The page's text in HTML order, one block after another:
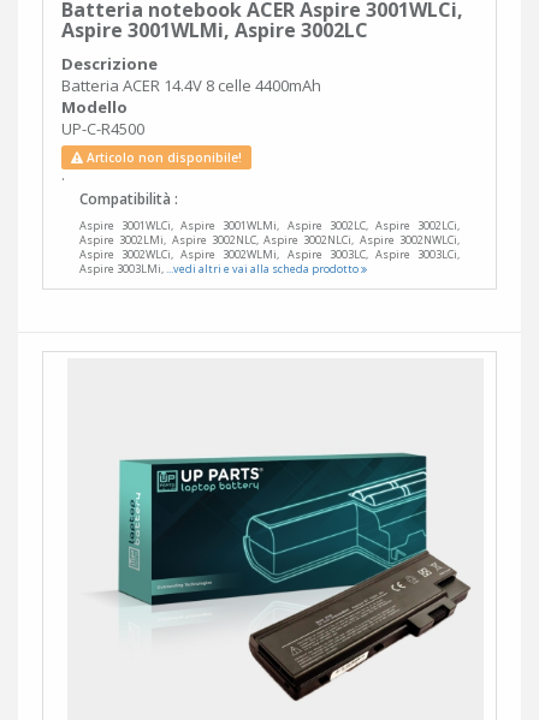
Batteria notebook ACER Aspire 3001WLCi,
Aspire 3001WLMi, Aspire 3002LC
Descrizione
Batteria ACER 14.4V 8 celle 4400mAh
Modello
UP-C-R4500
Articolo non disponibile!
.
Compatibilità :
Aspire 3001WLCi, Aspire 3001WLMi, Aspire 3002LC, Aspire 3002LCi,
Aspire 3002LMi, Aspire 3002NLC, Aspire 3002NLCi, Aspire 3002NWLCi,
Aspire 3002WLCi, Aspire 3002WLMi, Aspire 3003LC, Aspire 3003LCi,
Aspire 3003LMi,...vedi altri e vai alla scheda prodotto